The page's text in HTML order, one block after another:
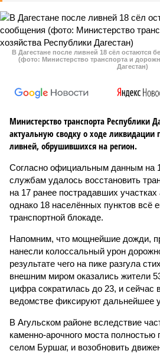
В Дагестане после ливней 18 сёл остаются
(фото: Министерство транспорта и
Дагестан)
Министерство транспорта Республики
актуальную сводку о ходе
ливней, обрушившихся на регион.
Согласно официальным данным на
службам удалось восстановить
на 17 ранее пострадавших
однако 18 населённых пунктов всё
транспортной блокаде.
Напомним, что мощнейшие дожди,
нанесли колоссальный урон
результате чего на пике разгула
внешним миром оказались жители
цифра сократилась до 23, и сейчас
ведомстве фиксируют дальнейшее
В Агульском районе вследствие
каменно-арочного моста
селом Буршаг, и возобновить